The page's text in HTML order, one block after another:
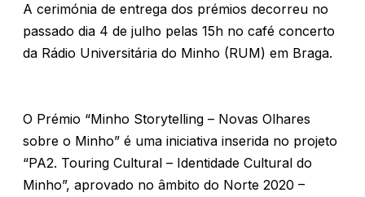
A cerimónia de entrega dos prémios decorreu no
passado dia 4 de julho pelas 15h no café concerto
da Rádio Universitária do Minho (RUM) em Braga.
O Prémio “Minho Storytelling – Novas Olhares
sobre o Minho” é uma iniciativa inserida no projeto
“PA2. Touring Cultural – Identidade Cultural do
Minho”, aprovado no âmbito do Norte 2020 –